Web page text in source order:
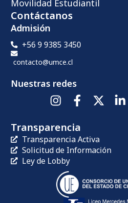
Movilidad Estudiantil
Contáctanos
Admisión
+56 9 9385 3450
contacto@umce.cl
Nuestras redes
Transparencia
Transparencia Activa
Solicitud de Información
Ley de Lobby